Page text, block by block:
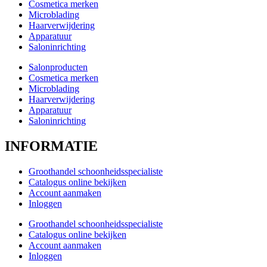
Cosmetica merken
Microblading
Haarverwijdering
Apparatuur
Saloninrichting
Salonproducten
Cosmetica merken
Microblading
Haarverwijdering
Apparatuur
Saloninrichting
INFORMATIE
Groothandel schoonheidsspecialiste
Catalogus online bekijken
Account aanmaken
Inloggen
Groothandel schoonheidsspecialiste
Catalogus online bekijken
Account aanmaken
Inloggen